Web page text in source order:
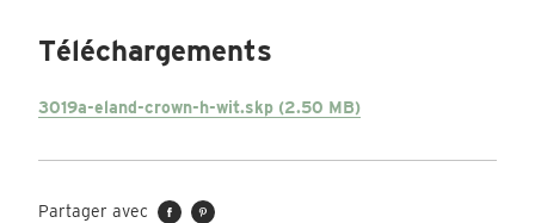
Téléchargements
3019a-eland-crown-h-wit.skp (2.50 MB)
Partager avec